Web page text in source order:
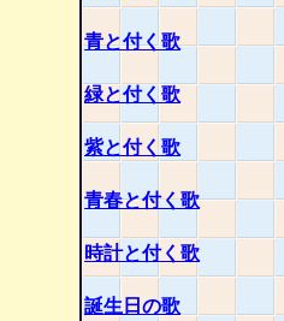
青と付く歌
緑と付く歌
紫と付く歌
青春と付く歌
時計と付く歌
誕生日の歌